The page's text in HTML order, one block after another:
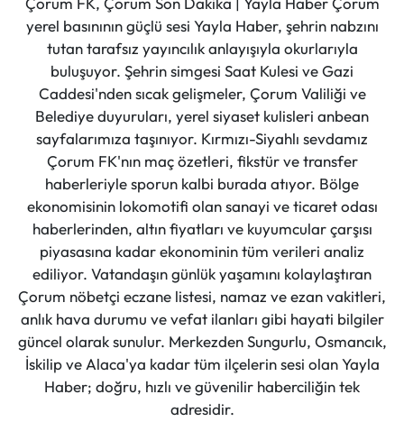
yerel basınının güçlü sesi Yayla Haber, şehrin nabzını
tutan tarafsız yayıncılık anlayışıyla okurlarıyla
buluşuyor. Şehrin simgesi Saat Kulesi ve Gazi
Caddesi'nden sıcak gelişmeler, Çorum Valiliği ve
Belediye duyuruları, yerel siyaset kulisleri anbean
sayfalarımıza taşınıyor. Kırmızı-Siyahlı sevdamız
Çorum FK'nın maç özetleri, fikstür ve transfer
haberleriyle sporun kalbi burada atıyor. Bölge
ekonomisinin lokomotifi olan sanayi ve ticaret odası
haberlerinden, altın fiyatları ve kuyumcular çarşısı
piyasasına kadar ekonominin tüm verileri analiz
ediliyor. Vatandaşın günlük yaşamını kolaylaştıran
Çorum nöbetçi eczane listesi, namaz ve ezan vakitleri,
anlık hava durumu ve vefat ilanları gibi hayati bilgiler
güncel olarak sunulur. Merkezden Sungurlu, Osmancık,
İskilip ve Alaca'ya kadar tüm ilçelerin sesi olan Yayla
Haber; doğru, hızlı ve güvenilir haberciliğin tek
adresidir.